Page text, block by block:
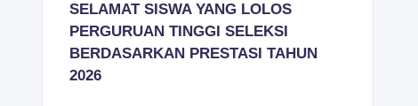
SELAMAT SISWA YANG LOLOS
PERGURUAN TINGGI SELEKSI
BERDASARKAN PRESTASI TAHUN
2026